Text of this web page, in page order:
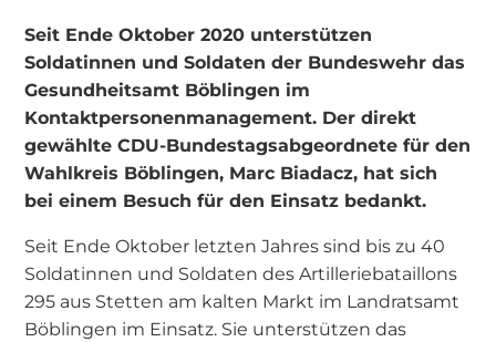
Seit Ende Oktober 2020 unterstützen
Soldatinnen und Soldaten der Bundeswehr das
Gesundheitsamt Böblingen im
Kontaktpersonenmanagement. Der direkt
gewählte CDU-Bundestagsabgeordnete für den
Wahlkreis Böblingen, Marc Biadacz, hat sich
bei einem Besuch für den Einsatz bedankt.
Seit Ende Oktober letzten Jahres sind bis zu 40
Soldatinnen und Soldaten des Artilleriebataillons
295 aus Stetten am kalten Markt im Landratsamt
Böblingen im Einsatz. Sie unterstützen das